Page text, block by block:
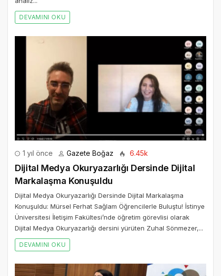
DEVAMINI OKU
1 yıl önce Gazete Boğaz 6.45k
Dijital Medya Okuryazarlığı Dersinde Dijital
Markalaşma Konuşuldu
Dijital Medya Okuryazarlığı Dersinde Dijital Markalaşma
Konuşuldu: Mürsel Ferhat Sağlam Öğrencilerle Buluştu! İstinye
Üniversitesi İletişim Fakültesi’nde öğretim görevlisi olarak
Dijital Medya Okuryazarlığı dersini yürüten Zuhal Sönmezer,...
DEVAMINI OKU